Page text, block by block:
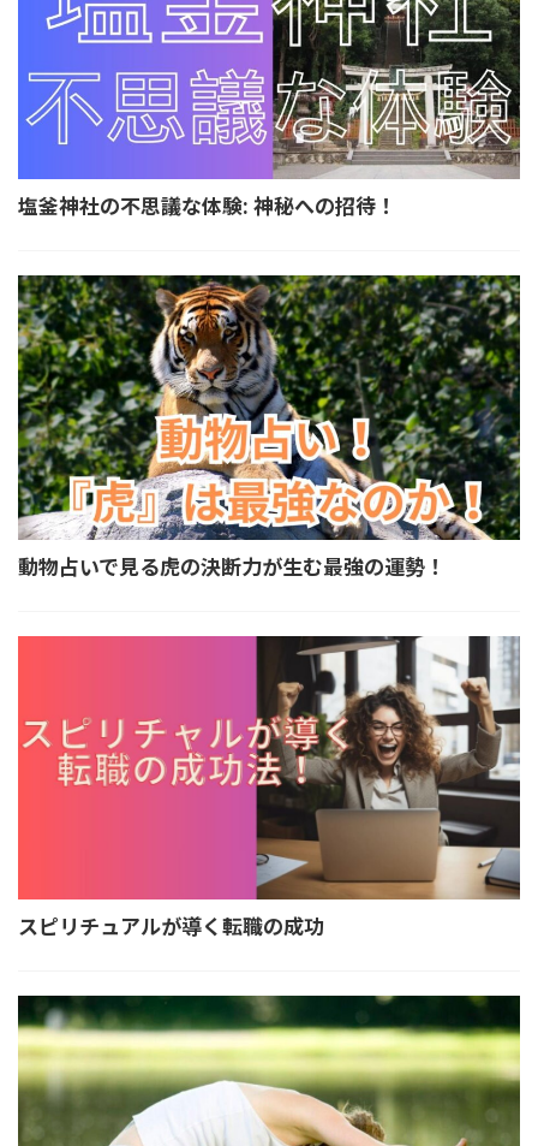
塩釜神社の不思議な体験: 神秘への招待！
動物占いで見る虎の決断力が生む最強の運勢！
スピリチュアルが導く転職の成功